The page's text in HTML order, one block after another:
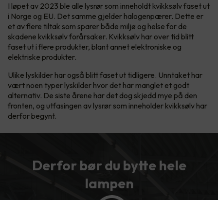
I løpet av 2023 ble alle lysrør som inneholdt kvikksølv faset ut
i Norge og EU. Det samme gjelder halogenpærer. Dette er
et av flere tiltak som sparer både miljø og helse for de
skadene kvikksølv forårsaker. Kvikksølv har over tid blitt
faset ut i flere produkter, blant annet elektroniske og
elektriske produkter.
Ulike lyskilder har også blitt faset ut tidligere. Unntaket har
vært noen typer lyskilder hvor det har manglet et godt
alternativ. De siste årene har det dog skjedd mye på den
fronten, og utfasingen av lysrør som inneholder kvikksølv har
derfor begynt.
Derfor bør du bytte hele
lampen